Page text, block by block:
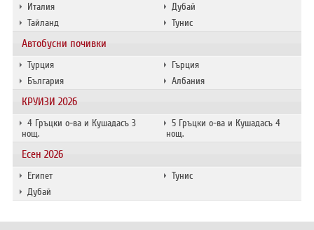
Италия
Дубай
Тайланд
Тунис
Автобусни почивки
Турция
Гърция
България
Албания
КРУИЗИ 2026
4 Гръцки о-ва и Кушадасъ 3
нощ.
5 Гръцки о-ва и Кушадасъ 4
нощ.
Есен 2026
Египет
Тунис
Дубай